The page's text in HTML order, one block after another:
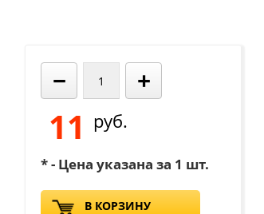
− +
11 руб.
* - Цена указана за 1 шт.
В КОРЗИНУ